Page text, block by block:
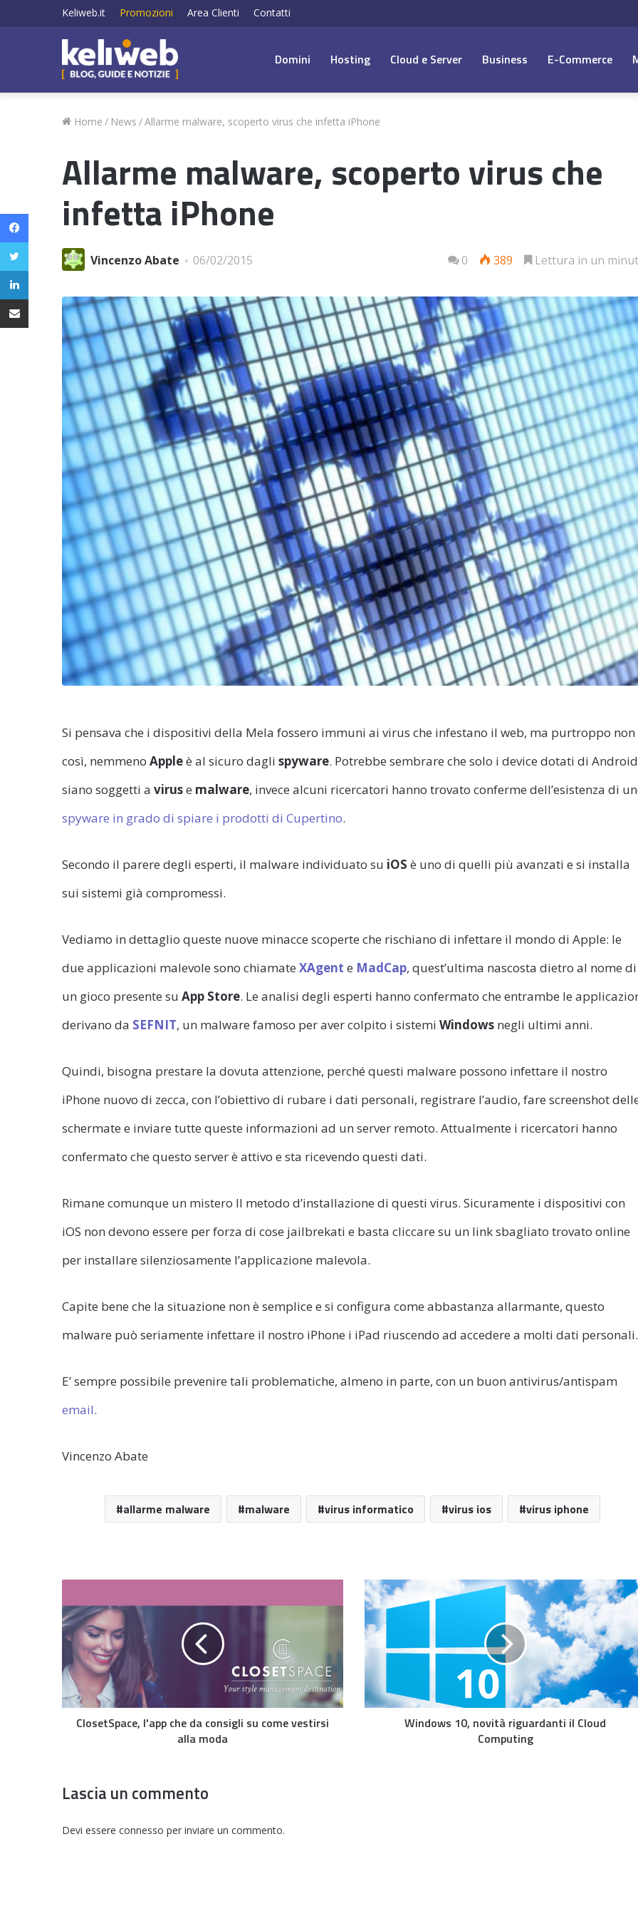
Keliweb.it Promozioni Area Clienti Contatti
Domini Hosting Cloud e Server Business E-Commerce
Home / News /Allarme malware, scoperto virus che infetta iPhone
Allarme malware, scoperto virus che
infetta iPhone
Vincenzo Abate 06/02/2015 0 389 Lettura in un
Si pensava che i dispositivi della Mela fossero immuni ai virus che infestano il web, ma purtroppo non
così, nemmeno Appleè al sicuro dagli spyware. Potrebbe sembrare che solo i device dotati di Android
siano soggetti a viruse malware, invece alcuni ricercatori hanno trovato conferme dell’esistenza di
spyware in grado di spiare i prodotti di Cupertino.
Secondo il parere degli esperti, il malware individuato su iOS è uno di quelli più avanzati e si installa
sui sistemi già compromessi.
Vediamo in dettaglio queste nuove minacce scoperte che rischiano di infettare il mondo di Apple: le
due applicazioni malevole sono chiamate XAgent e MadCap, quest’ultima nascosta dietro al nome di
un gioco presente su App Store. Le analisi degli esperti hanno confermato che entrambe le
derivano da SEFNIT, un malware famoso per aver colpito i sistemi Windows negli ultimi anni.
Quindi, bisogna prestare la dovuta attenzione, perché questi malware possono infettare il nostro
iPhone nuovo di zecca, con l’obiettivo di rubare i dati personali, registrare l’audio, fare screenshot
schermate e inviare tutte queste informazioni ad un server remoto. Attualmente i ricercatori hanno
confermato che questo server è attivo e sta ricevendo questi dati.
Rimane comunque un mistero Il metodo d’installazione di questi virus. Sicuramente i dispositivi con
iOS non devono essere per forza di cose jailbrekati e basta cliccare su un link sbagliato trovato online
per installare silenziosamente l’applicazione malevola.
Capite bene che la situazione non è semplice e si configura come abbastanza allarmante, questo
malware può seriamente infettare il nostro iPhone i iPad riuscendo ad accedere a molti dati personali.
E’ sempre possibile prevenire tali problematiche, almeno in parte, con un buon antivirus/antispam
email.
Vincenzo Abate
allarme malware malware virus informatico virus ios virus iphone
ClosetSpace, l'app che da consigli su come vestirsi
alla moda
Windows 10, novità riguardanti il Cloud
Computing
Lascia un commento
Devi essere connesso per inviare un commento.
Facebook
Twitter
LinkedIn
Condividi via email